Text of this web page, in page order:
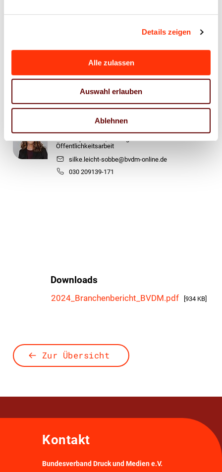
Details zeigen
Alle zulassen
Auswahl erlauben
Ablehnen
Lesen Sie den gesamten Bericht hier
Ansprechpartner
Öffentlichkeitsarbeit
silke.leicht-sobbe@bvdm-online.de
030 209139-171
Downloads
2024_Branchenbericht_BVDM.pdf [934 KB]
Zur Übersicht
Kontakt
Bundesverband Druck und Medien e.V.